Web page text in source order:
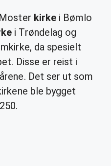
kirkei Bømlo
i Trøndelag og
da spesielt
Disse er reist i
Det ser ut som
ble bygget